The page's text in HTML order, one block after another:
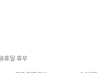
휴일 휴무